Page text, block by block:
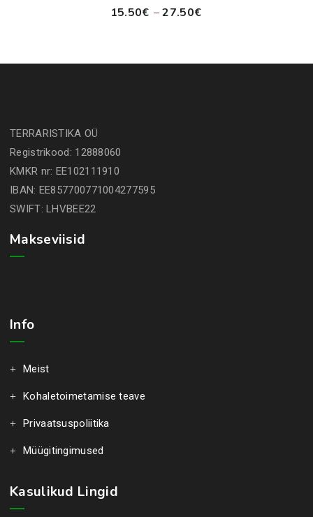
15.50€ – 27.50€
through
TERRARISTIKA OÜ
Registrikood: 12888060
KMKR nr: EE102111910
IBAN: EE857700771004277595
SWIFT: LHVBEE22
Makseviisid
Info
Meist
Kohaletoimetamise teave
Privaatsuspoliitika
Müügitingimused
Kasulikud Lingid